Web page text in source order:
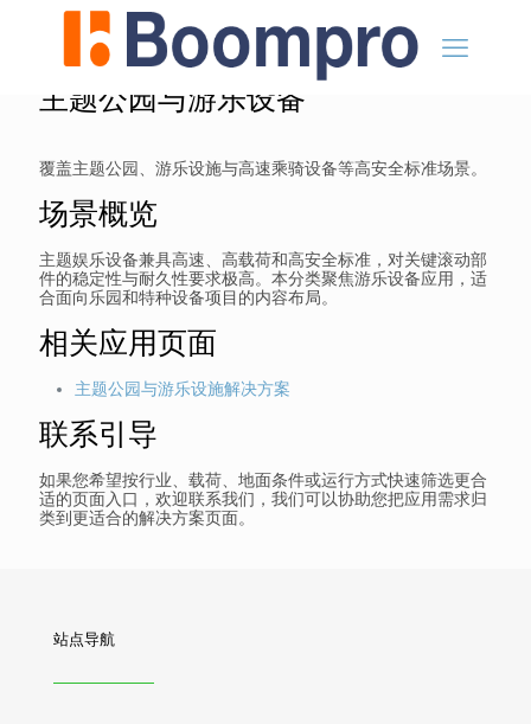
主题公园与游乐设备
覆盖主题公园、游乐设施与高速乘骑设备等高安全标准场景。
场景概览
主题娱乐设备兼具高速、高载荷和高安全标准，对关键滚动部
件的稳定性与耐久性要求极高。本分类聚焦游乐设备应用，适
合面向乐园和特种设备项目的内容布局。
相关应用页面
主题公园与游乐设施解决方案
联系引导
如果您希望按行业、载荷、地面条件或运行方式快速筛选更合
适的页面入口，欢迎联系我们，我们可以协助您把应用需求归
类到更适合的解决方案页面。
站点导航